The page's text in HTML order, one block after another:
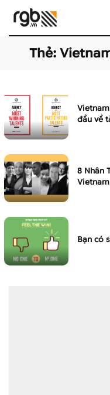
Thẻ:
đầu về
8 Nhân
Bạn có